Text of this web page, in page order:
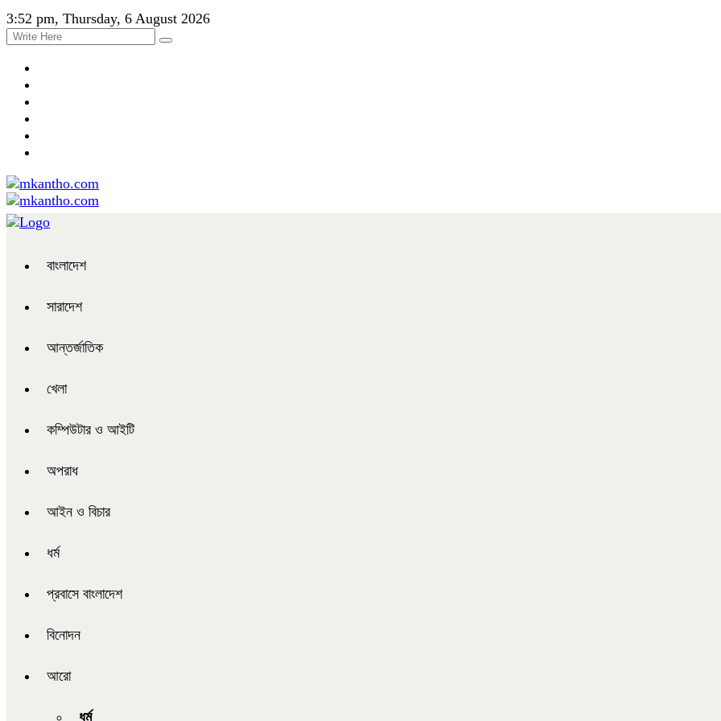
3:52 pm, Thursday, 6 August 2026
বাংলাদেশ
সারাদেশ
আন্তর্জাতিক
খেলা
কম্পিউটার ও আইটি
অপরাধ
আইন ও বিচার
ধর্ম
প্রবাসে বাংলাদেশ
বিনোদন
আরো
ধর্ম